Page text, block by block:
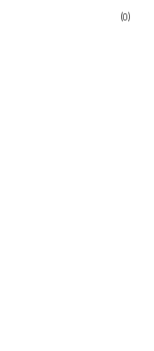
(0)